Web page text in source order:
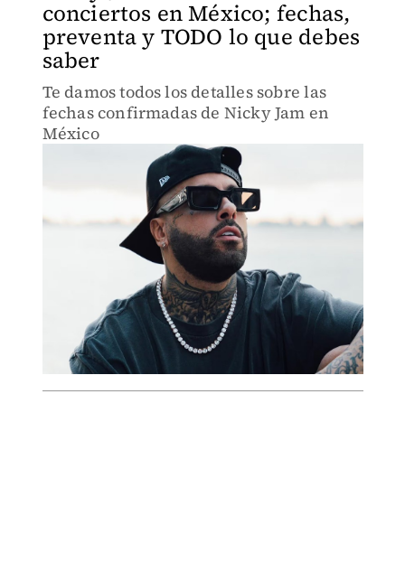
conciertos en México; fechas,
preventa y TODO lo que debes
saber
Te damos todos los detalles sobre las
fechas confirmadas de Nicky Jam en
México